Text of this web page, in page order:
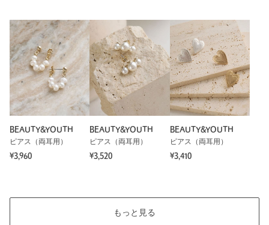
BEAUTY&YOUTH
ピアス（両耳用）
¥3,960
BEAUTY&YOUTH
ピアス（両耳用）
¥3,520
BEAUTY&YOUTH
ピアス（両耳用）
¥3,410
もっと見る